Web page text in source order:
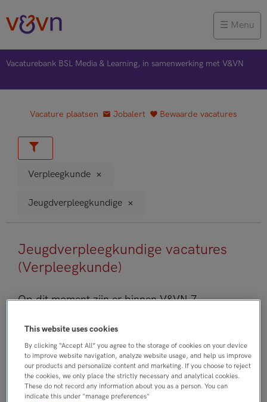
Menu
Vacaturebank BSL Media & Learning, in samenwerking met V&VN
Vacature plaatsen Jobalert Bewaarde vacatures
Verpleegkunde
Jeugdverpleegkundige
Jeugdverpleegkundige vacatures
(Verpleegkunde)
Op dit moment zijn er binnen V&VN 7
hier detop 10 meest populaire
Jeugdverpleegkundige vacatures.
JobAlert instellen
This website uses cookies
By clicking “Accept All” you agree to the storage of cookies on your device
to improve website navigation, analyze website usage, and help us improve
our products and personalize content and marketing. If you choose to reject
the cookies, we only place the strictly necessary and analytical cookies.
These do not record any information about you as a person. You can
indicate this under "manage preferences"